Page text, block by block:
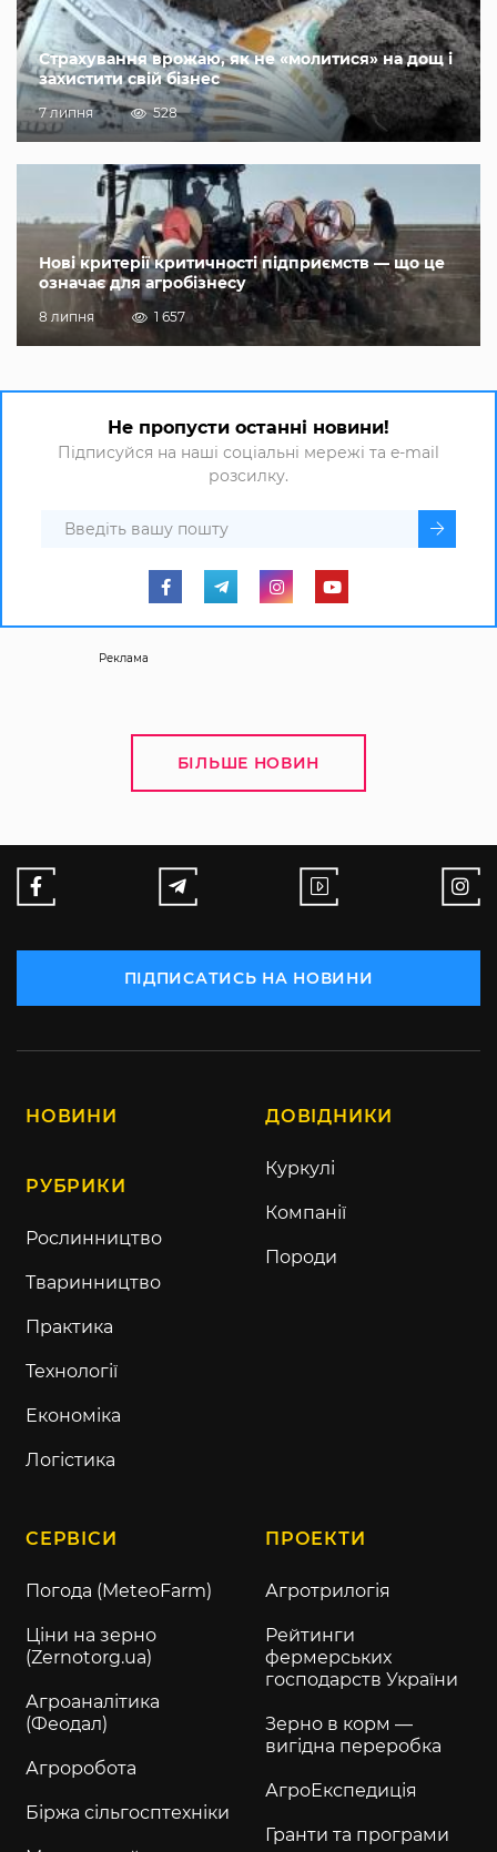
Страхування врожаю, як не «молитися» на дощ і
захистити свій бізнес
7 липня 528
Нові критерії критичності підприємств — що це
означає для агробізнесу
8 липня 1 657
Не пропусти останні новини!
Підписуйся на наші соціальні мережі та e-mail
розсилку.
Реклама
БІЛЬШЕ НОВИН
ПІДПИСАТИСЬ НА НОВИНИ
НОВИНИ
РУБРИКИ
Рослинництво
Тваринництво
Практика
Технології
Економіка
Логістика
ДОВІДНИКИ
Куркулі
Компанії
Породи
СЕРВІСИ
Погода (MeteoFarm)
Ціни на зерно
(Zernotorg.ua)
Агроаналітика
(Феодал)
Агроробота
Біржа сільгосптехніки
ПРОЕКТИ
Агротрилогія
Рейтинги
фермерських
господарств України
Зерно в корм —
вигідна переробка
АгроЕкспедиція
Гранти та програми